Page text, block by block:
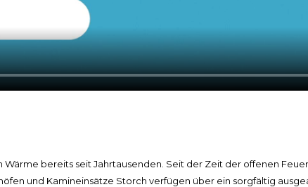
Wärme bereits seit Jahrtausenden. Seit der Zeit der offenen
und Kamineinsätze Storch verfügen über ein sorgfältig